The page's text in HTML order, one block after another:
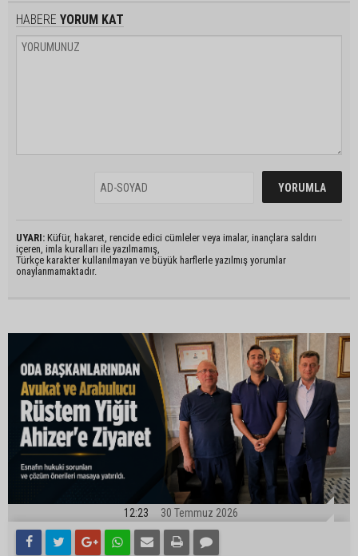
HABERE YORUM KAT
UYARI: Küfür, hakaret, rencide edici cümleler veya imalar, inançlara saldırı
içeren, imla kuralları ile yazılmamış,
Türkçe karakter kullanılmayan ve büyük harflerle yazılmış yorumlar
onaylanmamaktadır.
12:23 30 Temmuz 2026